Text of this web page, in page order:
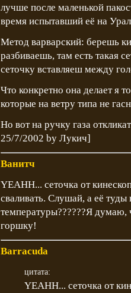
лучше после маленькой
время испытавший её на
Метод варварский: берешь
разбиваешь, там есть такая
сеточку вставляеш между
Что конкретно она делает я
которые на ветру типа не
Но вот на ручку газа
25/7/2002 by Лукич]
Ванитч
YEAHH... сеточка от
сваливать. Слушай, а её туды
температуры??????Я думаю,
горшку!
Barracuda
цитата:
YEAHH... сеточка от